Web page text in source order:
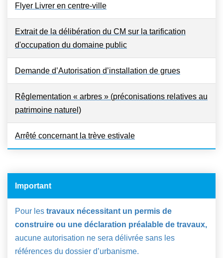
Flyer Livrer en centre-ville
Extrait de la délibération du CM sur la tarification
d'occupation du domaine public
Demande d’Autorisation d’installation de grues
Rêglementation « arbres » (préconisations relatives au
patrimoine naturel)
Arrêté concernant la trève estivale
Important
Pour les travaux nécessitant un permis de
construire ou une déclaration préalable de travaux,
aucune autorisation ne sera délivrée sans les
références du dossier d’urbanisme.